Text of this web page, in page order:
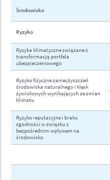
Środowisko
Ryzyko
Ryzyka klimatyczne związane z
transformacją portfela
ubezpieczeniowego
Ryzyko fizyczne zanieczyszczeń
środowiska naturalnego i klęsk
żywiołowych wynikających ze zmian
klimatu
Ryzyko reputacyjne i braku
zgodności w związku z
bezpośrednim wpływem na
środowisko